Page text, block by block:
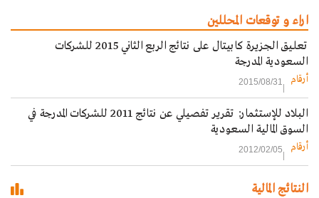
اراء و توقعات المحللين
تعليق الجزيرة كابيتال على نتائج الربع الثاني 2015 للشركات
السعودية المدرجة‎
أرقام 2015/08/31
البلاد للإستثمار: تقرير تفصيلي عن نتائج 2011 للشركات المدرجة في
السوق المالية السعودية
أرقام 2012/02/05
النتائج المالية